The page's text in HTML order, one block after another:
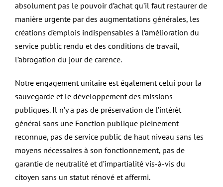
absolument pas le pouvoir d’achat qu’il faut restaurer de
manière urgente par des augmentations générales, les
créations d’emplois indispensables à l’amélioration du
service public rendu et des conditions de travail,
l’abrogation du jour de carence.
Notre engagement unitaire est également celui pour la
sauvegarde et le développement des missions
publiques. Il n’y a pas de préservation de l’intérêt
général sans une Fonction publique pleinement
reconnue, pas de service public de haut niveau sans les
moyens nécessaires à son fonctionnement, pas de
garantie de neutralité et d’impartialité vis-à-vis du
citoyen sans un statut rénové et affermi.